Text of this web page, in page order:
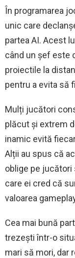
În programarea
unic care
partea AI. Acest
când un șef este
proiectile la
pentru a evita să
Mulți jucători
plăcut și extrem
inamic evită
Alții au spus că
oblige pe jucători
care ei cred că
valoarea
Cea mai bună
trezești într-o
mari să mori, dar